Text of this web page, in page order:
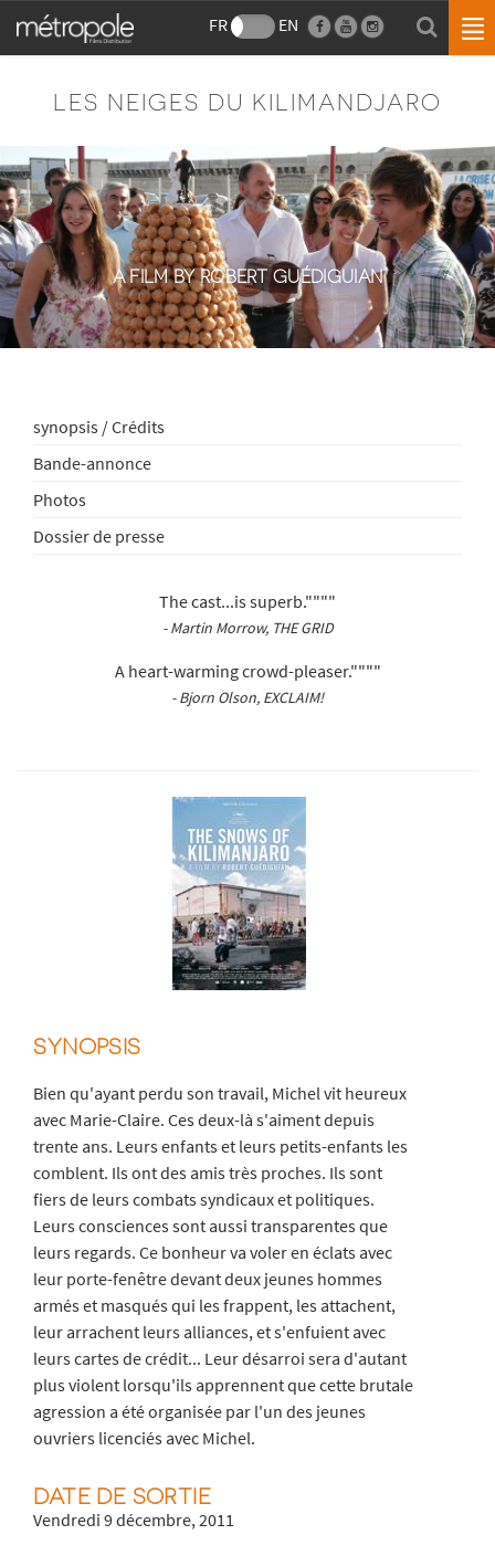
FR EN
LES NEIGES DU KILIMANDJARO
A FILM BY ROBERT GUÉDIGUIAN
synopsis / Crédits
Bande-annonce
Photos
Dossier de presse
The cast...is superb.""""
- Martin Morrow, THE GRID
A heart-warming crowd-pleaser.""""
- Bjorn Olson, EXCLAIM!
SYNOPSIS
Bien qu'ayant perdu son travail, Michel vit heureux
avec Marie-Claire. Ces deux-là s'aiment depuis
trente ans. Leurs enfants et leurs petits-enfants les
comblent. Ils ont des amis très proches. Ils sont
fiers de leurs combats syndicaux et politiques.
Leurs consciences sont aussi transparentes que
leurs regards. Ce bonheur va voler en éclats avec
leur porte-fenêtre devant deux jeunes hommes
armés et masqués qui les frappent, les attachent,
leur arrachent leurs alliances, et s'enfuient avec
leurs cartes de crédit... Leur désarroi sera d'autant
plus violent lorsqu'ils apprennent que cette brutale
agression a été organisée par l'un des jeunes
ouvriers licenciés avec Michel.
DATE DE SORTIE
Vendredi 9 décembre, 2011